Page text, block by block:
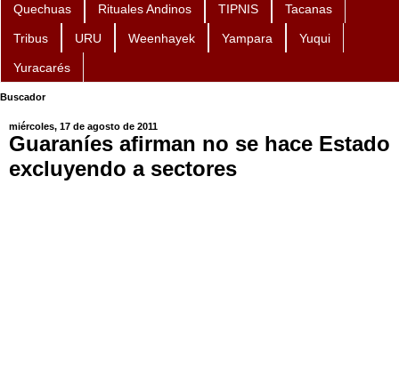
Quechuas Rituales Andinos TIPNIS Tacanas
Tribus URU Weenhayek Yampara Yuqui
Yuracarés
Buscador
miércoles, 17 de agosto de 2011
Guaraníes afirman no se hace Estado
excluyendo a sectores